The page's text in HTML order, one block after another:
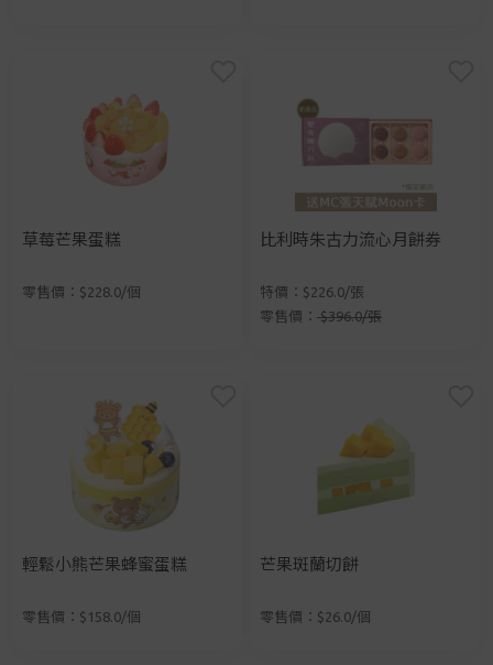
草莓芒果蛋糕
零售價：$228.0/個
比利時朱古力流心月餅券
特價：$226.0/張
零售價： $396.0/張
輕鬆小熊芒果蜂蜜蛋糕
零售價：$158.0/個
芒果斑蘭切餅
零售價：$26.0/個